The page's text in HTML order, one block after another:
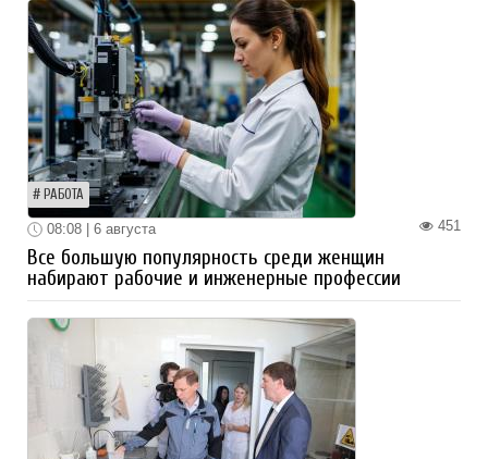
РАБОТА
451
08:08 | 6 августа
Все большую популярность среди женщин
набирают рабочие и инженерные профессии